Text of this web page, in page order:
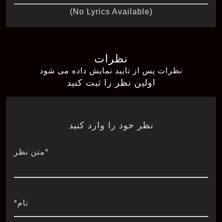
(No Lyrics Available)
نظرات
نظرات پس از تایید نمایش داده می شود
اولین نظر را ثبت کنید
نظر خود را وارد کنید
*متن نظر
نام*